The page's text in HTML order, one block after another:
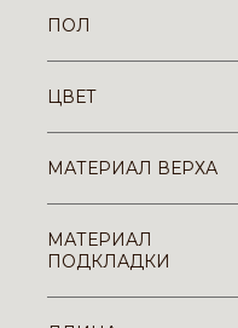
ПОЛ
ЦВЕТ
МАТЕРИАЛ ВЕРХА
МАТЕРИАЛ
ПОДКЛАДКИ